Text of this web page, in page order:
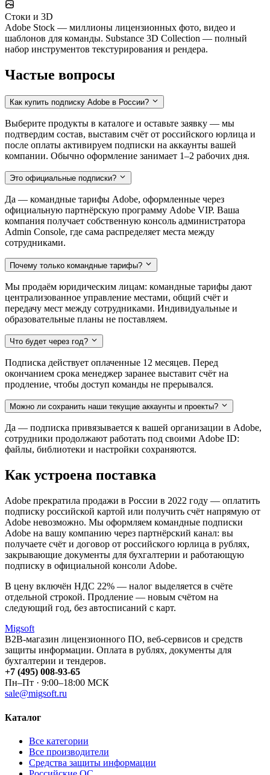
Стоки и 3D
Adobe Stock — миллионы лицензионных фото, видео и
шаблонов для команды. Substance 3D Collection — полный
набор инструментов текстурирования и рендера.
Частые вопросы
Как купить подписку Adobe в России?
Выберите продукты в каталоге и оставьте заявку — мы
подтвердим состав, выставим счёт от российского юрлица и
после оплаты активируем подписки на аккаунты вашей
компании. Обычно оформление занимает 1–2 рабочих дня.
Это официальные подписки?
Да — командные тарифы Adobe, оформленные через
официальную партнёрскую программу Adobe VIP. Ваша
компания получает собственную консоль администратора
Admin Console, где сама распределяет места между
сотрудниками.
Почему только командные тарифы?
Мы продаём юридическим лицам: командные тарифы дают
централизованное управление местами, общий счёт и
передачу мест между сотрудниками. Индивидуальные и
образовательные планы не поставляем.
Что будет через год?
Подписка действует оплаченные 12 месяцев. Перед
окончанием срока менеджер заранее выставит счёт на
продление, чтобы доступ команды не прерывался.
Можно ли сохранить наши текущие аккаунты и проекты?
Да — подписка привязывается к вашей организации в Adobe,
сотрудники продолжают работать под своими Adobe ID:
файлы, библиотеки и настройки сохраняются.
Как устроена поставка
Adobe прекратила продажи в России в 2022 году — оплатить
подписку российской картой или получить счёт напрямую от
Adobe невозможно. Мы оформляем командные подписки
Adobe на вашу компанию через партнёрский канал: вы
получаете счёт и договор от российского юрлица в рублях,
закрывающие документы для бухгалтерии и работающую
подписку в официальной консоли Adobe.
В цену включён НДС 22% — налог выделяется в счёте
отдельной строкой. Продление — новым счётом на
следующий год, без автосписаний с карт.
Migsoft
B2B-магазин лицензионного ПО, веб-сервисов и средств
защиты информации. Оплата в рублях, документы для
бухгалтерии и тендеров.
+7 (495) 008-93-65
Пн–Пт · 9:00–18:00 МСК
sale@migsoft.ru
Каталог
Все категории
Все производители
Средства защиты информации